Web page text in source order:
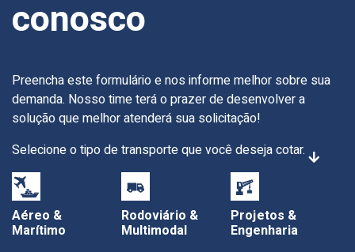
conosco
Preencha este formulário e nos informe melhor sobre sua
demanda. Nosso time terá o prazer de desenvolver a
solução que melhor atenderá sua solicitação!
Selecione o tipo de transporte que você deseja cotar.
Aéreo &
Marítimo
Rodoviário &
Multimodal
Projetos &
Engenharia